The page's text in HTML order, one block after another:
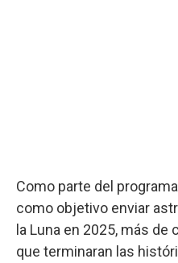
Como parte del programa
como objetivo enviar
la Luna en 2025, más
que terminaran las